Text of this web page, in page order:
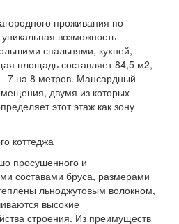
проживания по
возможность
спальнями, кухней,
площадь составляет 84,5 м2,
7 на 8 метров. Мансардный
двумя из которых
этот этаж как зону
коттеджа
просушенного и
составами бруса, размерами
льноджутовым волокном,
высокие
строения. Из преимуществ